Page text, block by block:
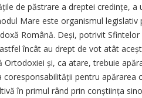
de pă­strare a dreptei credințe,
Mare este organismul
Română. Deși, potrivit
încât au drept de vot atât
și, ca atare, trebuie
pentru apărarea
în primul rând prin conștiința